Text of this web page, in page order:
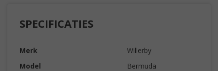
SPECIFICATIES
Merk
Willerby
Model
Bermuda